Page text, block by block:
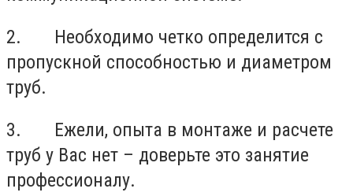
2. Необходимо четко определится с
пропускной способностью и диаметром
труб.
3. Ежели, опыта в монтаже и расчете
труб у Вас нет – доверьте это занятие
профессионалу.